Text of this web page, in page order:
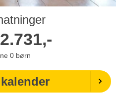
2.731,-
0 børn